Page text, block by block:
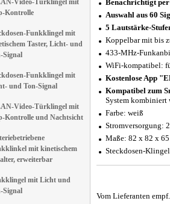
Video-Türklingel mit
Kontrolle
Funkklingel mit
Taster, Licht- und
Signal
Funkklingel mit
und Ton-Signal
Video-Türklingel mit
Kontrolle und Nachtsicht
mit kinetischem
erweiterbar
mit Licht und
Signal
Benachrichtigt per
Auswahl aus 60
5 Lautstärke-
Koppelbar mit bis
433-MHz-
WiFi-kompatibel:
Kostenlose App
Kompatibel zum
System kombiniert
Farbe: weiß
Stromversorgung:
Maße: 82 x 82 x
Steckdosen-
Vom Lieferanten